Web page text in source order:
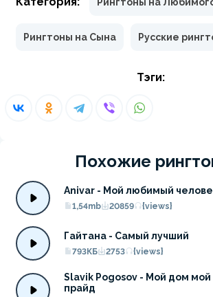
Рингтоны на Сына Русские
Тэги:
Похожие
Anivar - Мой любимый
1,54mb 20859 {views}
Гайтана - Самый лучший
793КБ 2753 {views}
Slavik Pogosov - Мой дом мой
прайд